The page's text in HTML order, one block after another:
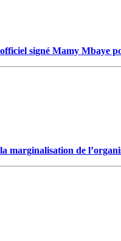
signé Mamy Mbaye
marginalisation de